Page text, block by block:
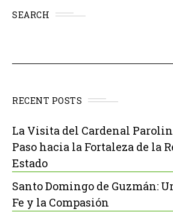
SEARCH
RECENT POSTS
La Visita del Cardenal
Paso hacia la Fortaleza de la
Estado
Santo Domingo de Guzmán:
Fe y la Compasión